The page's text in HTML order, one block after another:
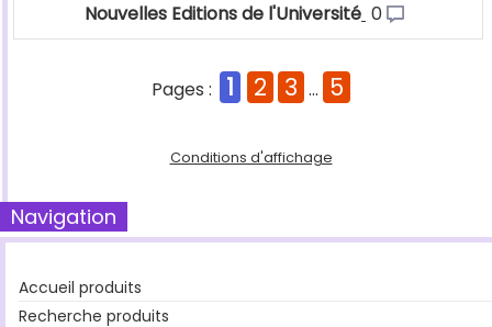
Nouvelles Editions de l'Université 0
Pages : 1 2 3 ... 5
Conditions d'affichage
Navigation
Accueil produits
Recherche produits